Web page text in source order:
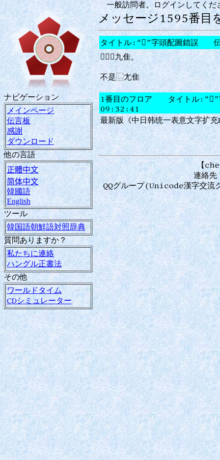
ナビゲーション
メインページ
伝言板
感謝
ダウンロード
他の言語
正體中文
简体中文
韓國語
English
ツール
韓国語朝鮮語対照辞典
質問ありますか？
私たちに連絡
ハングル正書法
その他
ワールドタイム
CDシミュレーター
一般訪問者。ログインしてく
メッセージ1595番目
タイトル:“𲉨”字頭配圖錯
𲉨，⿺九隹。
不是⿺尢隹
1番目のフロア タイトル
09:32:41
最新版《中日韩统一表意文字
【
連絡
QQグループ(Unicode漢字交流